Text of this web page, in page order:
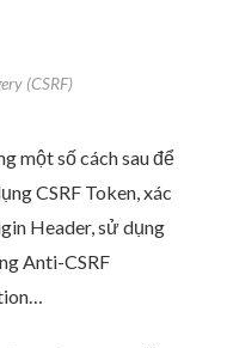
(CSRF)
một số cách sau để
CSRF Token, xác
Header, sử dụng
Anti-CSRF